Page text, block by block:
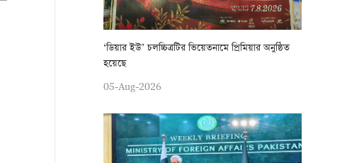
‘ডিয়ার ইউ’ চলচ্চিত্রটির ভিয়েতনামে প্রিমিয়ার অনুষ্ঠিত
হয়েছে
05-Aug-2026